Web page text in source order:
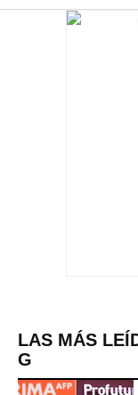
LAS MÁS
G